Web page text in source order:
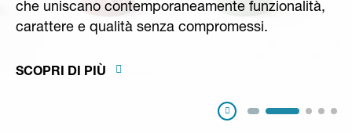
che uniscano contemporaneamente funzionalità,
carattere e qualità senza compromessi.
SCOPRI DI PIÙ
Pausa